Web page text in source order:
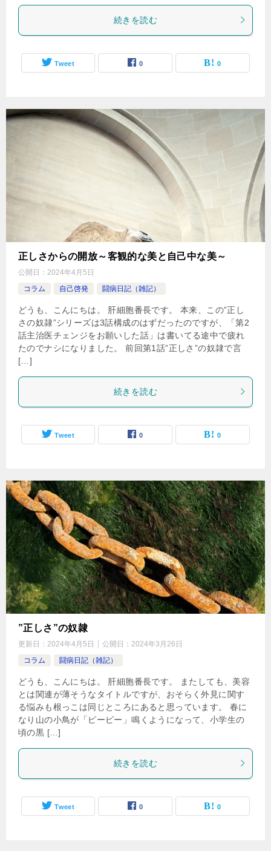
続きを読む
Tweet 0 0
正しさからの開放～客観的な美と自己中な美～
公開日： 2024年4月5日
コラム
自己啓発 闘病日記（雑記）
どうも、こんにちは。 肝細胞番長です。 本来、この”正し
さの奴隷”シリーズは3話構成のはずだったのですが、「第2
話主治医チェンジをお願いした話」は書いてる途中で疲れ
たのでナシになりました。 前回第1話”正しさ”の奴隷で言
[…]
続きを読む
Tweet 0 0
”正しさ”の奴隷
更新日： 2024年4月5日 公開日： 2024年3月26日
コラム
闘病日記（雑記）
どうも、こんにちは。 肝細胞番長です。 またしても、美容
とは関連が薄そうなタイトルですが、おそらく外見に関す
る悩みも根っこは同じところにあると思っています。 春に
なり山の小鳥が「ピーピー」鳴くようになって、小学生の
頃の黒 […]
続きを読む
Tweet 0 0